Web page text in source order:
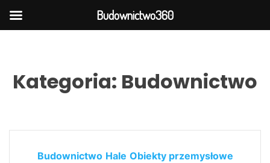
Kategoria: Budownictwo
Budownictwo Hale Obiekty przemysłowe
Budownictwo360